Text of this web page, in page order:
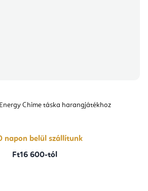
Chime táska harangjátékhoz
napon belül szállítunk
Ft16 600-tól